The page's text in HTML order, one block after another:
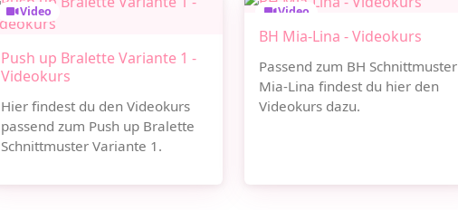
Video
Push up Bralette Variante 1 -
Videokurs
Hier findest du den Videokurs
passend zum Push up Bralette
Schnittmuster Variante 1.
Video
BH Mia-Lina - Videokurs
Passend zum BH Schnittmuster
Mia-Lina findest du hier den
Videokurs dazu.